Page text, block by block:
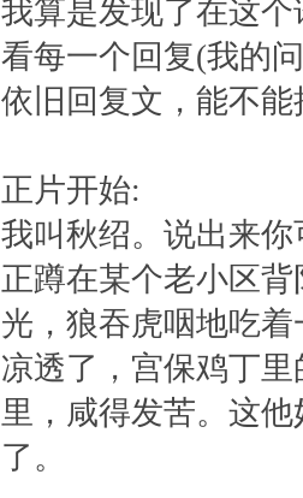
我算是发现了在这
看每一个回复(我的
依旧回复文，能不
正片开始:
我叫秋绍。说出来
正蹲在某个老小区
光，狼吞虎咽地吃
凉透了，宫保鸡丁
里，咸得发苦。这
了。